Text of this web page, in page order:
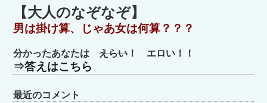
ゴ
リ
ー
【大人のなぞなぞ】
男は掛け算、じゃあ女は何算？？？
分かったあなたはえらい！ エロい！！
⇒答えはこちら
最近のコメント